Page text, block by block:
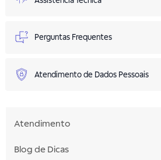
Perguntas Frequentes
Atendimento de Dados Pessoais
Atendimento
Blog de Dicas